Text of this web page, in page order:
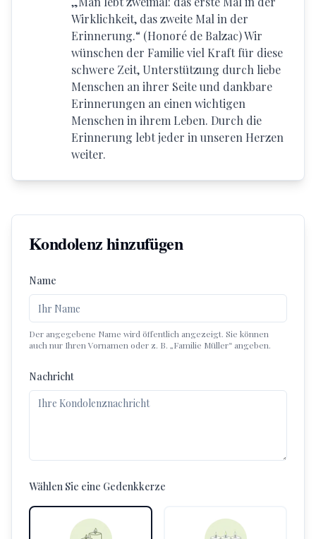
Wirklichkeit, das zweite Mal in der
Erinnerung.“ (Honoré de Balzac) Wir
wünschen der Familie viel Kraft für diese
schwere Zeit, Unterstützung durch liebe
Menschen an ihrer Seite und dankbare
Erinnerungen an einen wichtigen
Menschen in ihrem Leben. Durch die
Erinnerung lebt jeder in unseren Herzen
weiter.
Kondolenz hinzufügen
Name
Der angegebene Name wird öffentlich angezeigt. Sie können
auch nur Ihren Vornamen oder z. B. „Familie Müller“ angeben.
Nachricht
Wählen Sie eine Gedenkkerze